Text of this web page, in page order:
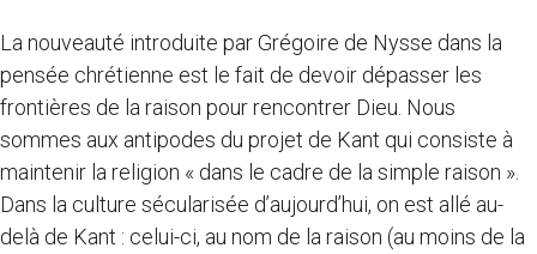
La nouveauté introduite par Grégoire de Nysse dans la
pensée chrétienne est le fait de devoir dépasser les
frontières de la raison pour rencontrer Dieu. Nous
sommes aux antipodes du projet de Kant qui consiste à
maintenir la religion « dans le cadre de la simple raison ».
Dans la culture sécularisée d’aujourd’hui, on est allé au-
delà de Kant : celui-ci, au nom de la raison (au moins de la